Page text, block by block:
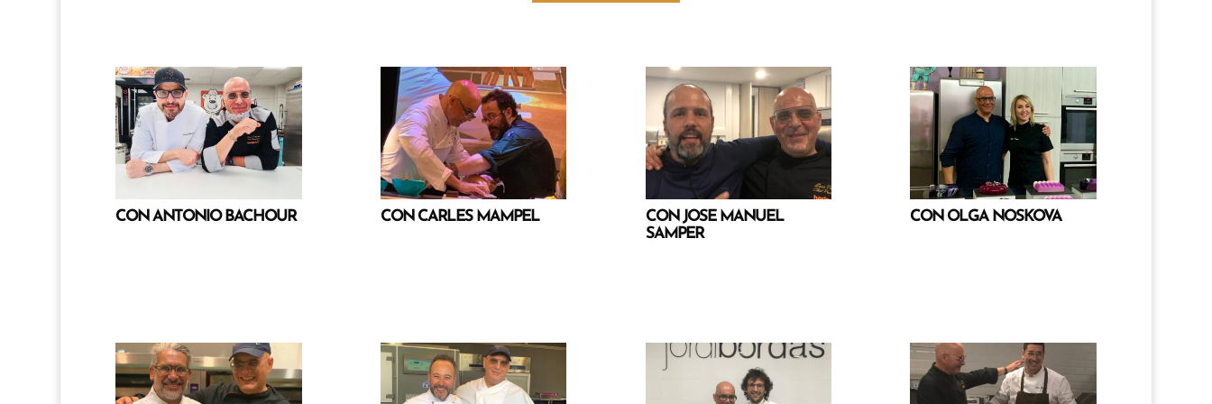
CON ANTONIO BACHOUR CON CARLES MAMPEL
CON JOSE MANUEL
SAMPER
CON OLGA NOSKOVA